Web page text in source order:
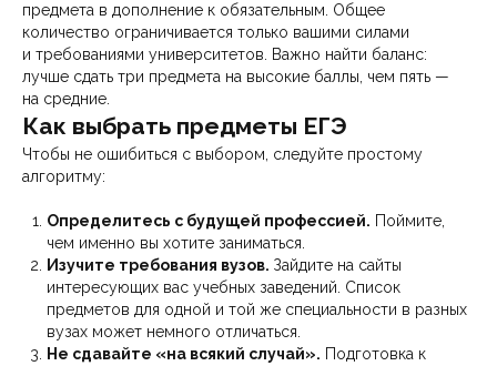
предмета в дополнение к обязательным. Общее
количество ограничивается только вашими силами
и требованиями университетов. Важно найти баланс:
лучше сдать три предмета на высокие баллы, чем пять —
на средние.
Как выбрать предметы ЕГЭ
Чтобы не ошибиться с выбором, следуйте простому
алгоритму:
Определитесь с будущей профессией. Поймите,
чем именно вы хотите заниматься.
Изучите требования вузов. Зайдите на сайты
интересующих вас учебных заведений. Список
предметов для одной и той же специальности в разных
вузах может немного отличаться.
Не сдавайте «на всякий случай». Подготовка к